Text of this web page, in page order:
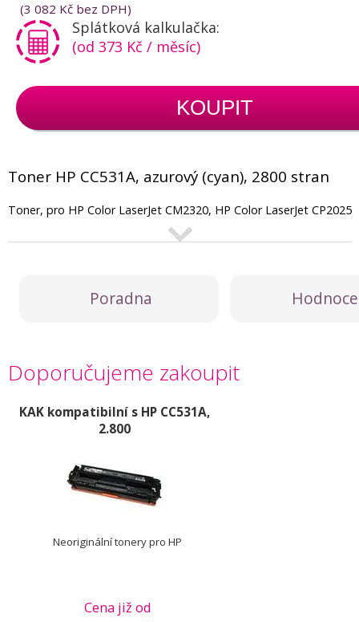
(3 082 Kč bez DPH)
Splátková kalkulačka:
(od 373 Kč / měsíc)
KOUPIT
Toner HP CC531A, azurový (cyan), 2800 stran
Toner, pro HP Color LaserJet CM2320, HP Color LaserJet CP2025
Poradna
Doporučujeme zakoupit
KAK kompatibilní s HP CC531A,
2.800
Cena již od
Neoriginální tonery pro HP